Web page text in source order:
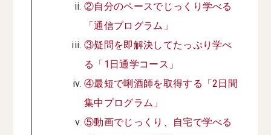
②自分のペースでじっくり学べる
「通信プログラム」
③疑問を即解決してたっぷり学べ
る「1日通学コース」
④最短で唎酒師を取得する「2日間
集中プログラム」
⑤動画でじっくり、自宅で学べる